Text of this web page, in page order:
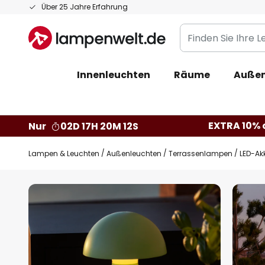
Über 25 Jahre Erfahrung
Zum
springen
Finden
Sie
Leuchte...
Innenleuchten Räume
Nur
02D 17H 20M 11S EXTRA
Lampen & Leuchten Außenleuchten Terrassenlampen LED-
Zum
Ende
der
Bildgalerie